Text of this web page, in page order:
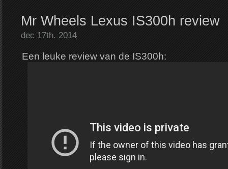
Mr Wheels Lexus IS300h review
dec 17th. 2014
Een leuke review van de IS300h: